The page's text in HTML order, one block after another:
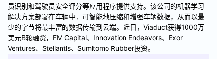
员识别和驾驶员安全评分等应用程序提供支持。该公司的机器学习
解决方案部署在车辆中，可智能地压缩和增强车辆数据，从而以最
少的字节将最丰富的数据传输到云端。近日，Viaduct获得1000万
美元B轮融资，FM Capital、Innovation Endeavors、Exor
Ventures、Stellantis、Sumitomo Rubber投资。